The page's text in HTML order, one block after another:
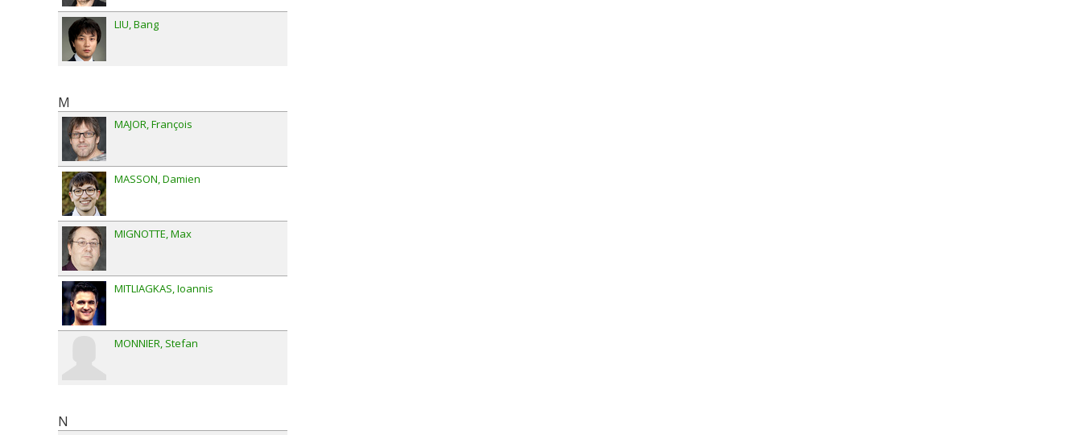
LIU Bang
M
MAJOR François
MASSON Damien
MIGNOTTE Max
MITLIAGKAS Ioannis
MONNIER Stefan
N